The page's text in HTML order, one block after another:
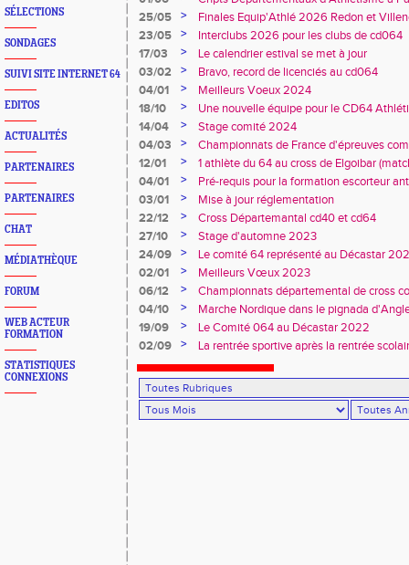
SÉLECTIONS
SONDAGES
SUIVI SITE INTERNET 64
EDITOS
ACTUALITÉS
PARTENAIRES
PARTENAIRES
CHAT
MÉDIATHÈQUE
FORUM
WEB ACTEUR
FORMATION
STATISTIQUES
CONNEXIONS
Toulouse
25/05 >
Finales Equip'Athlé 2026 Redon et
23/05
>
Interclubs 2026 pour les clubs de cd064
17/03
>
Le calendrier estival se met à jour
03/02
>
Bravo, record de licenciés au cd064
04/01
>
Meilleurs Voeux 2024
18/10
>
Une nouvelle équipe pour le CD64
14/04
>
Stage comité 2024
04/03
>
Championnats de France d'épreuves
Duler titré
12/01 >
1 athlète du 64 au cross de Elgoibar
04/01
>
Pré-requis pour la formation escorteur
03/01
>
Mise à jour réglementation
22/12
>
Cross Départemantal cd40 et cd64
27/10
>
Stage d'automne 2023
24/09
>
Le comité 64 représenté au Décastar
02/01
>
Meilleurs Vœux 2023
06/12
>
Championnats départemental de cross
04/10
>
Marche Nordique dans le pignada
19/09
>
Le Comité 064 au Décastar 2022
02/09
> La rentrée sportive après la rentrée